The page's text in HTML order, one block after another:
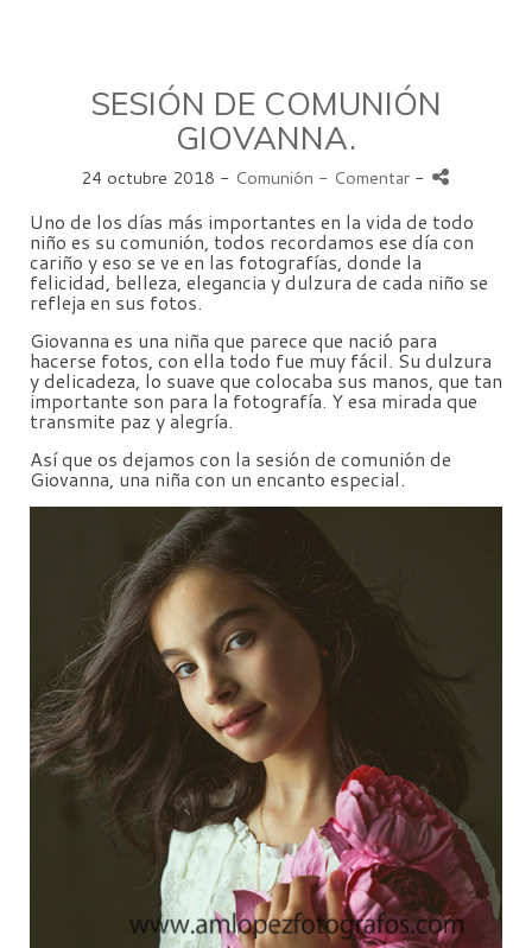
SESIÓN DE COMUNIÓN
GIOVANNA.
24 octubre 2018 - Comunión - Comentar -
Uno de los días más importantes en la vida de todo
niño es su comunión, todos recordamos ese día con
cariño y eso se ve en las fotografías, donde la
felicidad, belleza, elegancia y dulzura de cada niño se
refleja en sus fotos.
Giovanna es una niña que parece que nació para
hacerse fotos, con ella todo fue muy fácil. Su dulzura
y delicadeza, lo suave que colocaba sus manos, que tan
importante son para la fotografía. Y esa mirada que
transmite paz y alegría.
Así que os dejamos con la sesión de comunión de
Giovanna, una niña con un encanto especial.